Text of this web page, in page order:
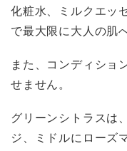
化粧水、ミルクエッ
で最大限に大人の肌
また、コンディショ
せません。
グリーンシトラスは
ジ、ミドルにローズ